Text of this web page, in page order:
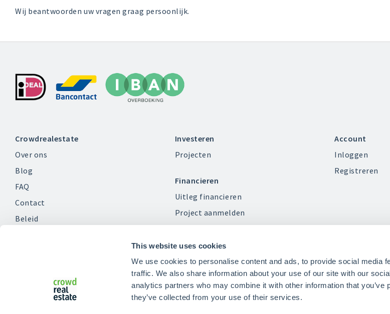
This website uses cookies
We use cookies to personalise content and ads, to provide social media
traffic. We also share information about your use of our site with our
analytics partners who may combine it with other information that you’ve
they’ve collected from your use of their services.
Wij beantwoorden uw vragen graag persoonlijk.
Crowdrealestate
Over ons
Blog
FAQ
Contact
Beleid
Investeren
Projecten
Financieren
Uitleg financieren
Project aanmelden
Account
Inloggen
Registreren